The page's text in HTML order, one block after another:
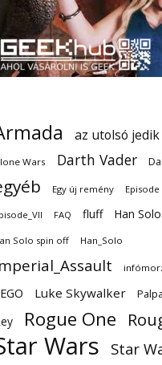
az utolsó jedik
Wars Darth Vader
Egy új remény Episode
FAQ fluff Han Solo
Solo spin off Han_Solo
Luke Skywalker
Rogue One
Wars Star